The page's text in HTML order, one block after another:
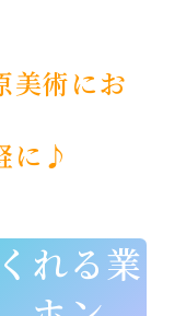
美術にお
に♪
れる業